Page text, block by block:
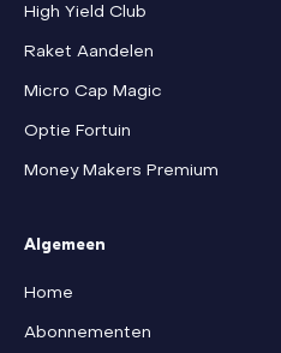
High Yield Club
Raket Aandelen
Micro Cap Magic
Optie Fortuin
Money Makers Premium
Algemeen
Home
Abonnementen